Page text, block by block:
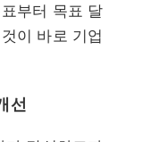
부터 목표 달
이 바로 기업
선